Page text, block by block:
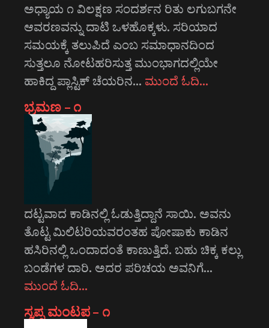
ಅಧ್ಯಾಯ ೧ ವಿಲಕ್ಷಣ ಸಂದರ್ಶನ ರಿತು ಲಗುಬಗನೇ
ಆವರಣವನ್ನು ದಾಟಿ ಒಳಹೊಕ್ಕಳು. ಸರಿಯಾದ
ಸಮಯಕ್ಕೆ ತಲುಪಿದೆ ಎಂಬ ಸಮಾಧಾನದಿಂದ
ಸುತ್ತಲೂ ನೋಟಹರಿಸುತ್ತ ಮುಂಭಾಗದಲ್ಲಿಯೇ
ಹಾಕಿದ್ದ ಪ್ಲಾಸ್ಟಿಕ್ ಚೆಯರಿನ… ಮುಂದೆ ಓದಿ…
ಭ್ರಮಣ – ೧
ದಟ್ಟವಾದ ಕಾಡಿನಲ್ಲಿ ಓಡುತ್ತಿದ್ದಾನೆ ಸಾಯಿ. ಅವನು
ತೊಟ್ಟ ಮಿಲಿಟರಿಯವರಂತಹ ಪೋಷಾಕು ಕಾಡಿನ
ಹಸಿರಿನಲ್ಲಿ ಒಂದಾದಂತೆ ಕಾಣುತ್ತಿದೆ. ಬಹು ಚಿಕ್ಕ ಕಲ್ಲು
ಬಂಡೆಗಳ ದಾರಿ. ಅದರ ಪರಿಚಯ ಅವನಿಗೆ…
ಮುಂದೆ ಓದಿ…
ಸ್ವಪ್ನ ಮಂಟಪ – ೧